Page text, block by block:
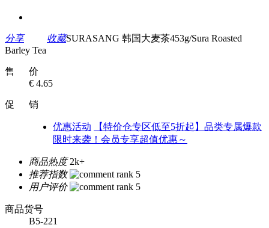
分享 收藏SURASANG 韩国大麦茶453g/Sura Roasted
Barley Tea
售 价
€ 4.65
促 销
优惠活动
【特价仓专区低至5折起】品类专属爆款
限时来袭！会员专享超值优惠～
商品热度 2k+
推荐指数
用户评价
商品货号
B5-221